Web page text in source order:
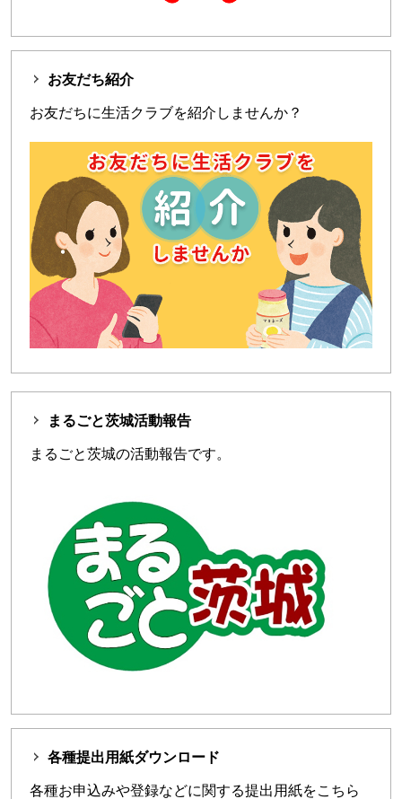
お友だち紹介
お友だちに生活クラブを紹介しませんか？
まるごと茨城活動報告
まるごと茨城の活動報告です。
各種提出用紙ダウンロード
各種お申込みや登録などに関する提出用紙をこちら